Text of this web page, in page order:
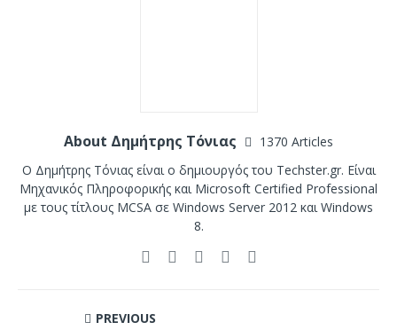
About Δημήτρης Τόνιας
1370 Articles
Ο Δημήτρης Τόνιας είναι ο δημιουργός του Techster.gr. Είναι
Μηχανικός Πληροφορικής και Microsoft Certified Professional
με τους τίτλους MCSA σε Windows Server 2012 και Windows
8.
PREVIOUS